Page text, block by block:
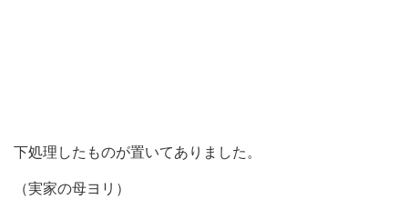
下処理したものが置いてありました。
（実家の母ヨリ）